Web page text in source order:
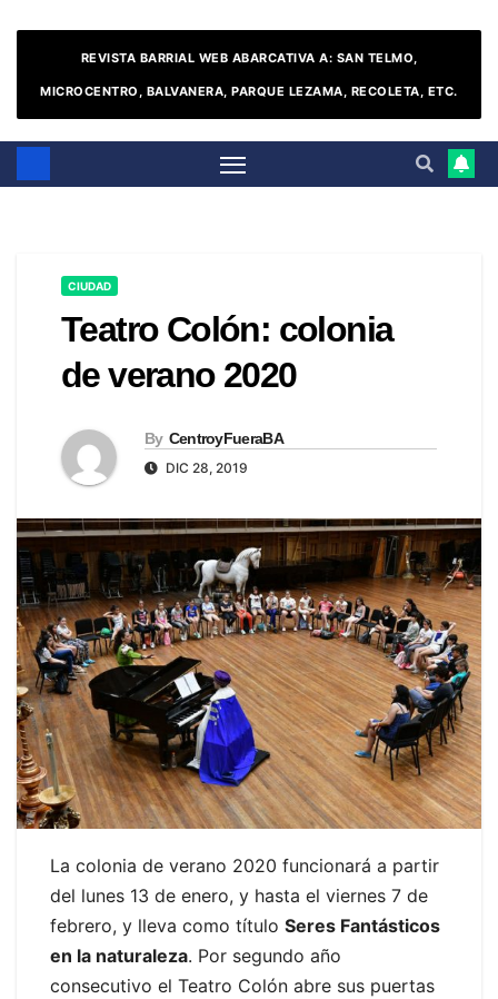
REVISTA BARRIAL WEB ABARCATIVA A: SAN TELMO,
MICROCENTRO, BALVANERA, PARQUE LEZAMA, RECOLETA, ETC.
CIUDAD
Teatro Colón: colonia
de verano 2020
By CentroyFueraBA
DIC 28, 2019
La colonia de verano 2020 funcionará a partir
del lunes 13 de enero, y hasta el viernes 7 de
febrero, y lleva como título Seres Fantásticos
en la naturaleza. Por segundo año
consecutivo el Teatro Colón abre sus puertas